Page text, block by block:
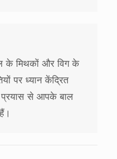
के मिथकों और विग के
पर ध्यान केंद्रित
से आपके बाल